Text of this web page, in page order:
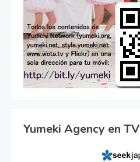
Yumeki Agency en TV